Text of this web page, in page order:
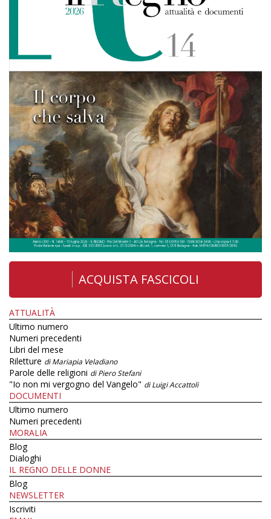
ACQUISTA FASCICOLI
ATTUALITÀ
Ultimo numero
Numeri precedenti
Libri del mese
Riletture di Mariapia Veladiano
Parole delle religioni di Piero Stefani
"Io non mi vergogno del Vangelo" di Luigi Accattoli
DOCUMENTI
Ultimo numero
Numeri precedenti
MORALIA
Blog
Dialoghi
IL REGNO DELLE DONNE
Blog
NEWSLETTER
Iscriviti